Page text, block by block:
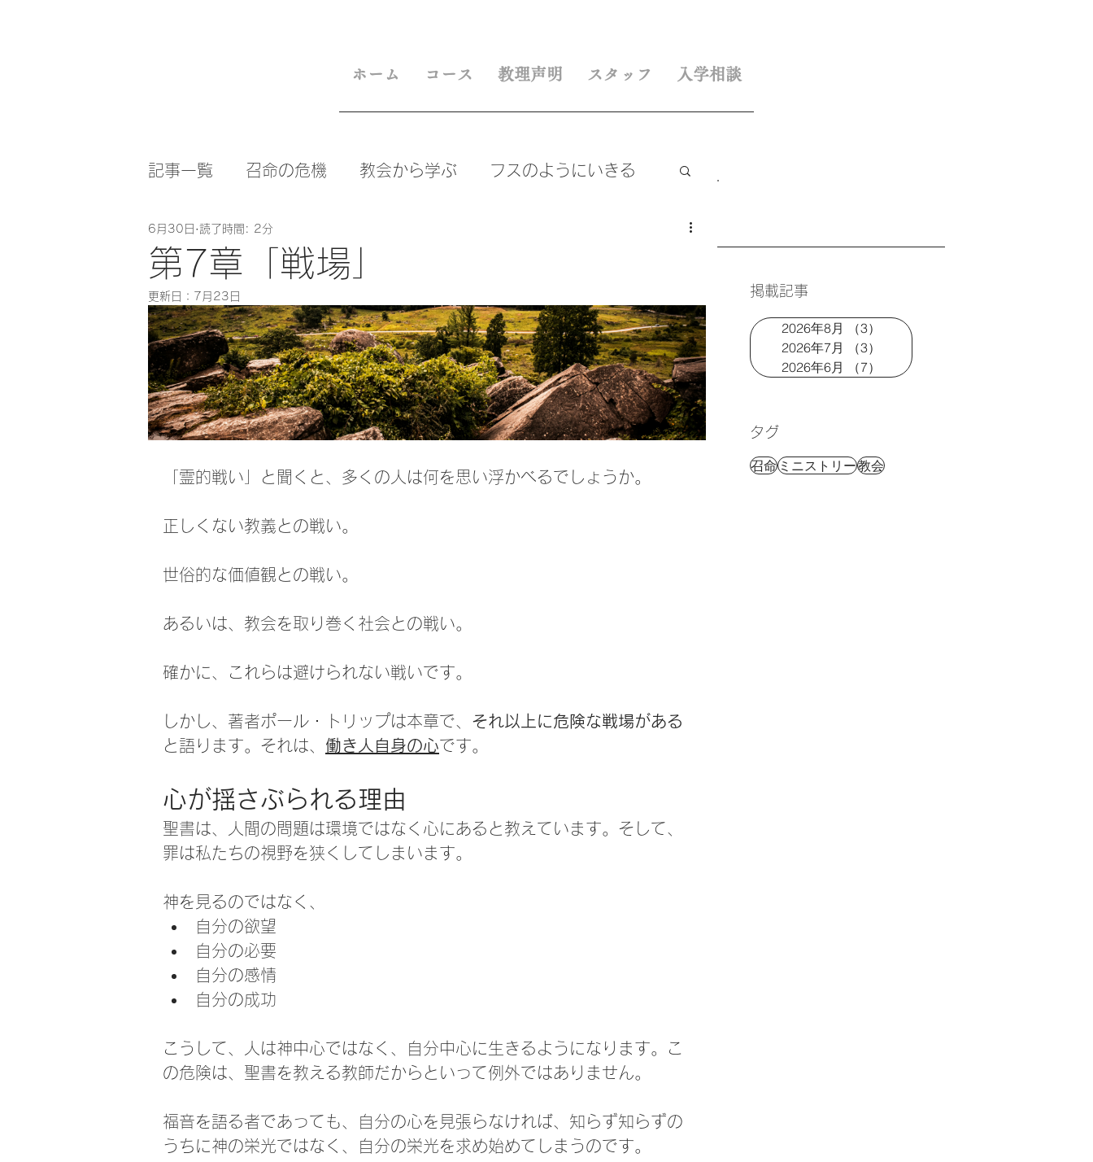
ホーム コース 教理声明 スタッフ 入学相談
記事一覧 召命の危機 教会から学ぶ フスのようにいきる
カルヴァンの情熱を受け継ぐ
第7章「戦場」
6月30日 読了時間: 2分
更新日： 7月23日
「霊的戦い」と聞くと、多くの人は何を思い浮かべるでしょうか。
正しくない教義との戦い。
世俗的な価値観との戦い。
あるいは、教会を取り巻く社会との戦い。
確かに、これらは避けられない戦いです。
しかし、著者ポール・トリップは本章で、 それ以上に危険な戦場がある
と語ります。それは、 働き人自身の心です。
心が揺さぶられる理由
聖書は、人間の問題は環境ではなく心にあると教えています。そして、
罪は私たちの視野を狭くしてしまいます。
神を見るのではなく、
自分の欲望
自分の必要
自分の感情
自分の成功
こうして、人は神中心ではなく、自分中心に生きるようになります。こ
の危険は、聖書を教える教師だからといって例外ではありません。
福音を語る者であっても、自分の心を見張らなければ、知らず知らずの
うちに神の栄光ではなく、自分の栄光を求め始めてしまうのです。
掲載記事
2026年8月 （3）
3件の記事
2026年7月
（3）
2026年6月
（7） 7件の記事
タグ
召命ミニストリー教会